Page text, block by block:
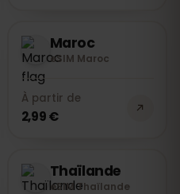
Maroc
eSIM Maroc
À partir de
2,99 €
Thaïlande
eSIM Thaïlande